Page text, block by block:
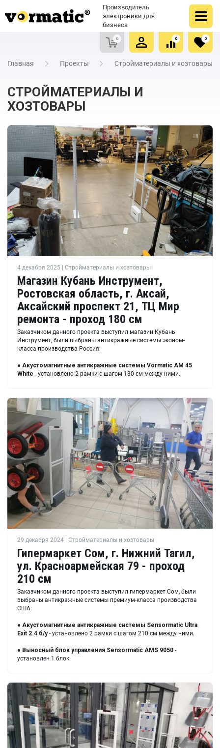
Производитель
электроники для
бизнеса
0
Очистить список сравнения
0
Очистить избранное
0
Главная Проекты Стройматериалы и хозтовары
СТРОЙМАТЕРИАЛЫ И
ХОЗТОВАРЫ
4 декабря 2025 | Стройматериалы и хозтовары
Магазин Кубань Инструмент,
Ростовская область, г. Аксай,
Аксайский проспект 21, ТЦ Мир
ремонта - проход 180 см
Заказчиком данного проекта выступил магазин Кубань
Инструмент, были выбраны антикражные системы эконом-
класса производства Россия:
● Акустомагнитные антикражные системы Vormatic AM 45
White - установлено 2 рамки с шагом 130 см между ними.
29 декабря 2024 | Стройматериалы и хозтовары
Гипермаркет Сом, г. Нижний Тагил,
ул. Красноармейская 79 - проход
210 см
Заказчиком данного проекта выступил гипермаркет Сом, были
выбраны антикражные системы премиум-класса производства
США:
● Акустомагнитные антикражные системы Sensormatic Ultra
Exit 2.4 б/у- установлено 2 рамки с шагом 210 см между ними.
● Выносный блок управления Sensormatic AMS 9050 -
установлен 1 блок.